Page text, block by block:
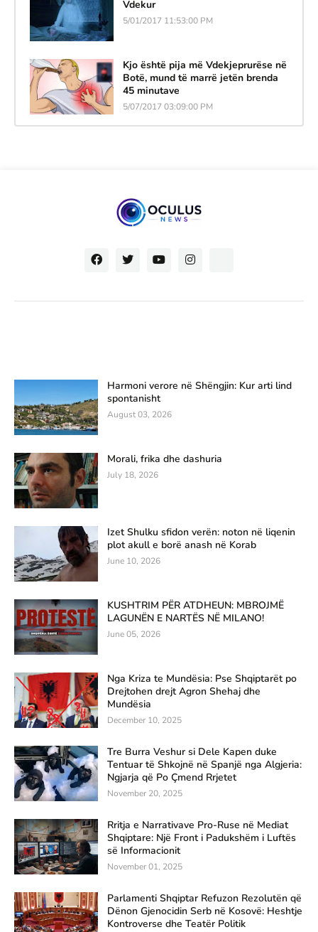
Vdekur
5/01/2017 11:53:00 PM
Kjo është pija më Vdekjeprurëse në
Botë, mund të marrë jetën brenda
45 minutave
5/07/2017 03:09:00 PM
Harmoni verore në Shëngjin: Kur arti lind
spontanisht
August 03, 2026
Morali, frika dhe dashuria
July 18, 2026
Izet Shulku sfidon verën: noton në liqenin
plot akull e borë anash në Korab
June 10, 2026
KUSHTRIM PËR ATDHEUN: MBROJMË
LAGUNËN E NARTËS NË MILANO!
June 05, 2026
Nga Kriza te Mundësia: Pse Shqiptarët po
Drejtohen drejt Agron Shehaj dhe
Mundësia
December 10, 2025
Tre Burra Veshur si Dele Kapen duke
Tentuar të Shkojnë në Spanjë nga Algjeria:
Ngjarja që Po Çmend Rrjetet
November 20, 2025
Rritja e Narrativave Pro-Ruse në Mediat
Shqiptare: Një Front i Padukshëm i Luftës
së Informacionit
November 01, 2025
Parlamenti Shqiptar Refuzon Rezolutën që
Dënon Gjenocidin Serb në Kosovë: Heshtje
Kontroverse dhe Teatër Politik